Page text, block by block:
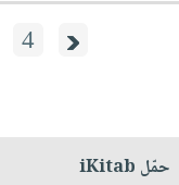
4
حمّل iKitab